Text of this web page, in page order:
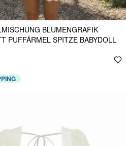
BLUMENGRAFIK
PUFFÄRMEL SPITZE BABYDOLL